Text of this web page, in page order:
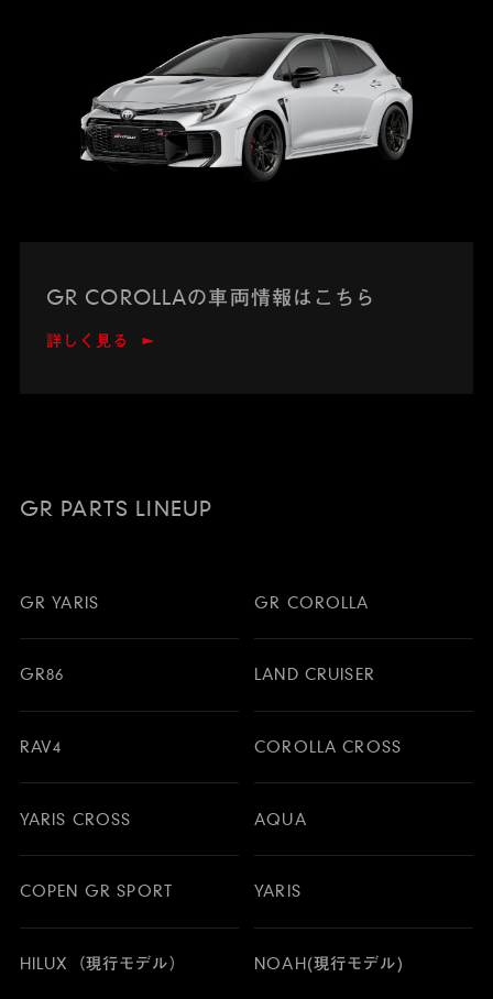
GR COROLLAの車両情報はこちら
詳しく見る
GR PARTS LINEUP
GR YARIS GR COROLLA
GR86 LAND CRUISER
RAV4 COROLLA CROSS
YARIS CROSS AQUA
COPEN GR SPORT YARIS
HILUX（現行モデル） NOAH(現行モデル)